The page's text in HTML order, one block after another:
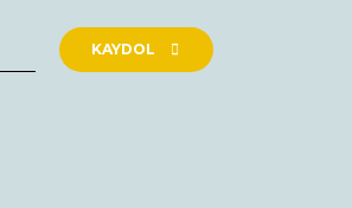
KAYDOL